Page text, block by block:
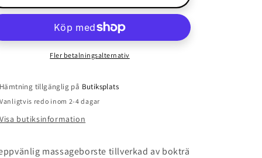
Fler betalningsalternativ
Hämtning tillgänglig på Butiksplats
Vanligtvis redo inom 2-4 dagar
Visa butiksinformation
massageborste tillverkad av bokträ